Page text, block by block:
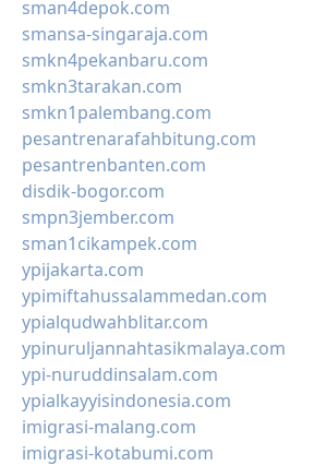
sman4depok.com
smansa-singaraja.com
smkn4pekanbaru.com
smkn3tarakan.com
smkn1palembang.com
pesantrenarafahbitung.com
pesantrenbanten.com
disdik-bogor.com
smpn3jember.com
sman1cikampek.com
ypijakarta.com
ypimiftahussalammedan.com
ypialqudwahblitar.com
ypinuruljannahtasikmalaya.com
ypi-nuruddinsalam.com
ypialkayyisindonesia.com
imigrasi-malang.com
imigrasi-kotabumi.com